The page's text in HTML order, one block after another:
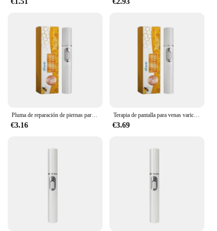
€3.16
Terapia de pantalla para venas varicosas, alivio efectivo de la vasculitis dilatada en las piernas, flebitis, mejora la circulación sanguínea
€3.69